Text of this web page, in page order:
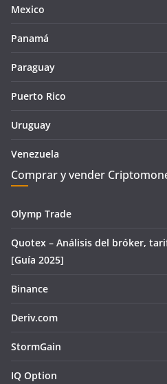
Mexico
Panamá
Paraguay
Puerto Rico
Uruguay
Venezuela
Comprar y vender
Olymp Trade
Quotex – Análisis del bróker,
[Guía 2025]
Binance
Deriv.com
StormGain
IQ Option